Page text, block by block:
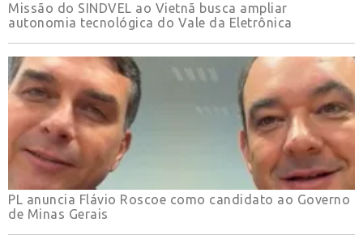
Missão do SINDVEL ao Vietnã busca ampliar
autonomia tecnológica do Vale da Eletrônica
PL anuncia Flávio Roscoe como candidato ao Governo
de Minas Gerais